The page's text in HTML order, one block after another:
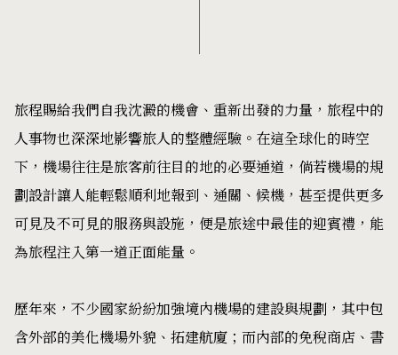
旅程賜給我們自我沈澱的機會、重新出發的力量，旅程中的
人事物也深深地影響旅人的整體經驗。在這全球化的時空
下，機場往往是旅客前往目的地的必要通道，倘若機場的規
劃設計讓人能輕鬆順利地報到、通關、候機，甚至提供更多
可見及不可見的服務與設施，便是旅途中最佳的迎賓禮，能
為旅程注入第一道正面能量。
歷年來，不少國家紛紛加強境內機場的建設與規劃，其中包
含外部的美化機場外貌、拓建航廈；而內部的免稅商店、書